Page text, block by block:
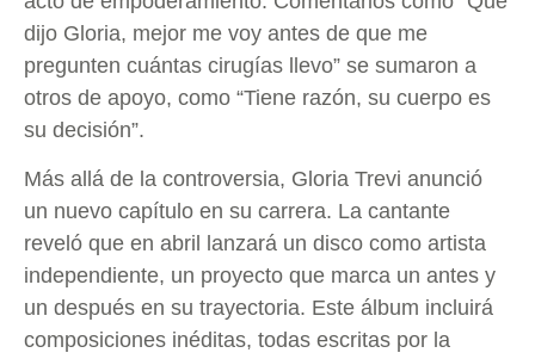
dijo Gloria, mejor me voy antes de que me
pregunten cuántas cirugías llevo” se sumaron a
otros de apoyo, como “Tiene razón, su cuerpo es
su decisión”.
Más allá de la controversia, Gloria Trevi anunció
un nuevo capítulo en su carrera. La cantante
reveló que en abril lanzará un disco como artista
independiente, un proyecto que marca un antes y
un después en su trayectoria. Este álbum incluirá
composiciones inéditas, todas escritas por la